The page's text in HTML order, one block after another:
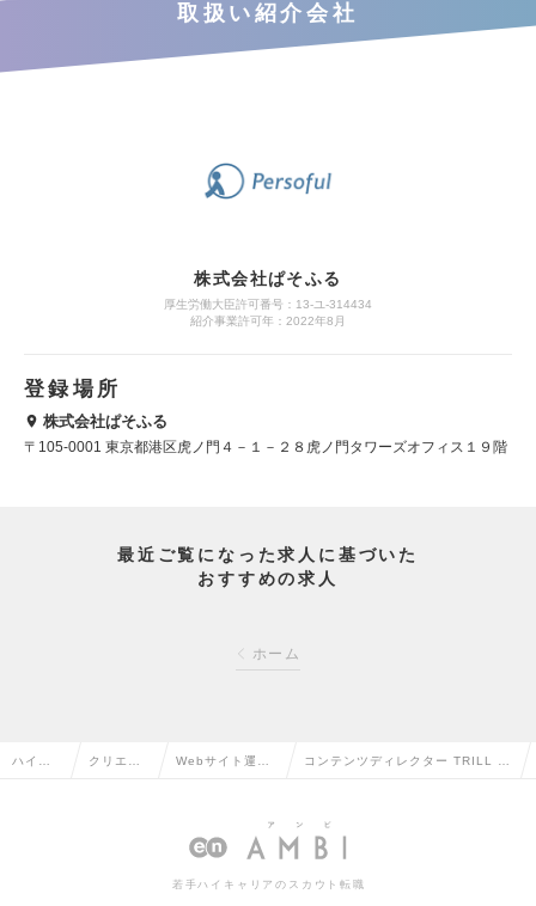
取扱い紹介会社
株式会社ぱそふる
厚生労働大臣許可番号：13-ユ-314434
紹介事業許可年：2022年8月
登録場所
株式会社ぱそふる
〒105-0001 東京都港区虎ノ門４－１－２８虎ノ門タワーズオフィス１９階
最近ご覧になった求人に基づいた
おすすめの求人
ホーム
ハイク クリエイ Webサイト運
企画の転職
コンテンツディレクター TRILL 2
社の求人情報
若手ハイキャリアのスカウト転職